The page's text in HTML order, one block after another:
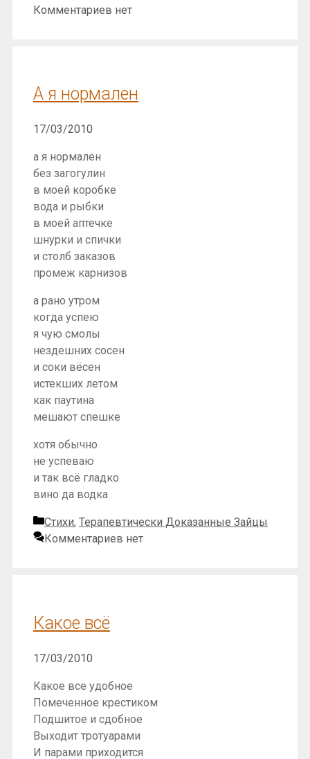
Комментариев нет
А я нормален
17/03/2010
а я нормален
без загогулин
в моей коробке
вода и рыбки
в моей аптечке
шнурки и спички
и столб заказов
промеж карнизов
а рано утром
когда успею
я чую смолы
нездешних сосен
и соки вёсен
истекших летом
как паутина
мешают спешке
хотя обычно
не успеваю
и так всё гладко
вино да водка
Рубрики
Стихи, Терапевтически Доказанные Зайцы
Комментариев нет
Какое всё
17/03/2010
Какое все удобное
Помеченное крестиком
Подшитое и сдобное
Выходит тротуарами
И парами приходится